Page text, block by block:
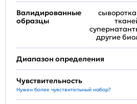
Валидированные
образцы
другие
Диапазон определения
Чувствительность
Нужен более чувствительный набор?